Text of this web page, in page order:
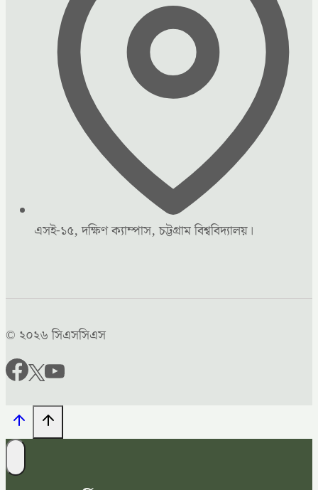
এসই-১৫, দক্ষিণ ক্যাম্পাস, চট্টগ্রাম বিশ্ববিদ্যালয়।
© ২০২৬ সিএসসিএস